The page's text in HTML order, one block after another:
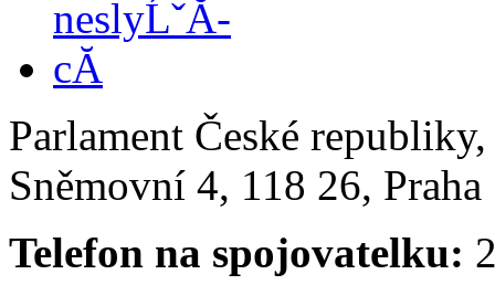
Parlament České
Sněmovní 4, 118 26,
Telefon na spojovatelku: